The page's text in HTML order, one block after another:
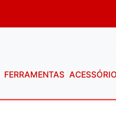
FERRAMENTAS